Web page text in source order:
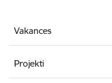
Vakances
Projekti